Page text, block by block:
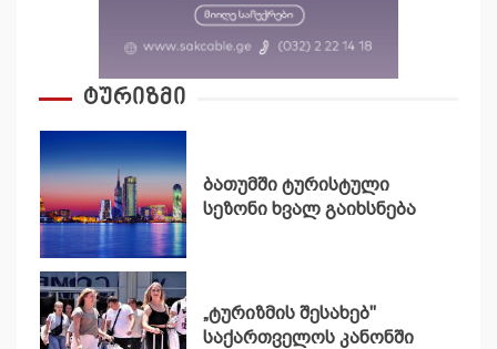
ტურიზმი
ბათუმში ტურისტული
სეზონი ხვალ გაიხსნება
„ტურიზმის შესახებ"
საქართველოს კანონში